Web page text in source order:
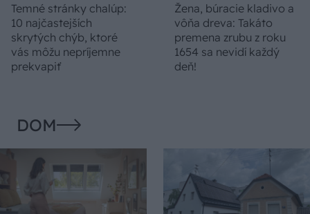
Temné stránky chalúp:
10 najčastejších
skrytých chýb, ktoré
vás môžu nepríjemne
prekvapiť
Žena, búracie kladivo a
vôňa dreva: Takáto
premena zrubu z roku
1654 sa nevidí každý
deň!
DOM